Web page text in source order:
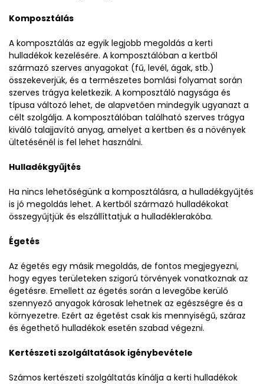
Komposztálás
A komposztálás az egyik legjobb megoldás a kerti
hulladékok kezelésére. A komposztálóban a kertből
származó szerves anyagokat (fű, levél, ágak, stb.)
összekeverjük, és a természetes bomlási folyamat során
szerves trágya keletkezik. A komposztáló nagysága és
típusa változó lehet, de alapvetően mindegyik ugyanazt a
célt szolgálja. A komposztálóban található szerves trágya
kiváló talajjavító anyag, amelyet a kertben és a növények
ültetésénél is fel lehet használni.
Hulladékgyűjtés
Ha nincs lehetőségünk a komposztálásra, a hulladékgyűjtés
is jó megoldás lehet. A kertből származó hulladékokat
összegyűjtjük és elszállíttatjuk a hulladéklerakóba.
Égetés
Az égetés egy másik megoldás, de fontos megjegyezni,
hogy egyes területeken szigorú törvények vonatkoznak az
égetésre. Emellett az égetés során a levegőbe kerülő
szennyező anyagok károsak lehetnek az egészségre és a
környezetre. Ezért az égetést csak kis mennyiségű, száraz
és égethető hulladékok esetén szabad végezni.
Kertészeti szolgáltatások igénybevétele
Számos kertészeti szolgáltatás kínálja a kerti hulladékok